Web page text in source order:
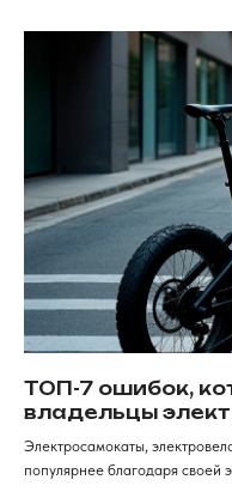
ТОП-7 ошибок,
владельцы
Электросамокаты,
популярнее благодаря своей